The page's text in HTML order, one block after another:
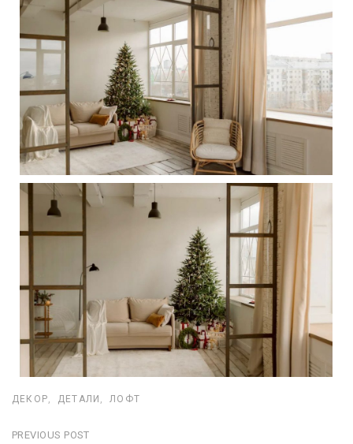
ДЕКОР ДЕТАЛИ ЛОФТ
PREVIOUS POST